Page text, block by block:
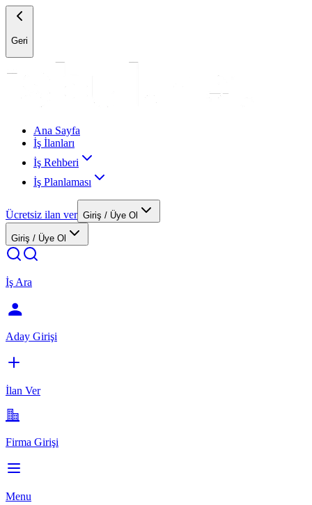
Geri
Ana Sayfa
İş İlanları
İş Rehberi
İş Planlaması
Ücretsiz ilan ver Giriş / Üye Ol
Giriş / Üye Ol
İş Ara
Aday Girişi
İlan Ver
Firma Girişi
Menu